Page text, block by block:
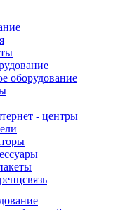
оборудование
- центры